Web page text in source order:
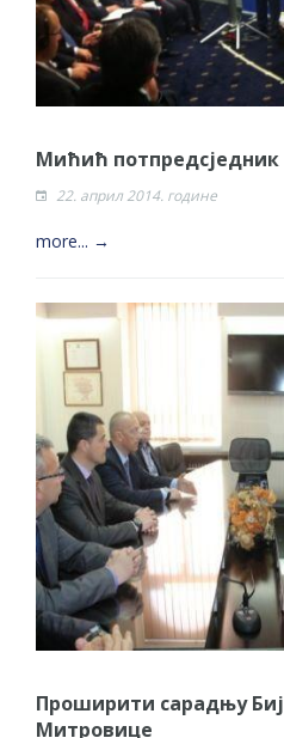
Мићић потпредсједник
22. април 2014. године
more... →
Проширити сарадњу
Митровице